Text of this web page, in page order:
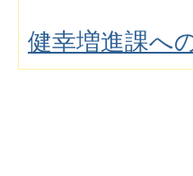
健幸増進課へ